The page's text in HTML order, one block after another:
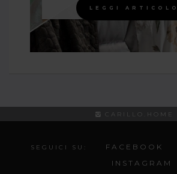
LEGGI ARTICOLO
CARILLO.HOME
SEGUICI SU: FACEBOOK
INSTAGRAM